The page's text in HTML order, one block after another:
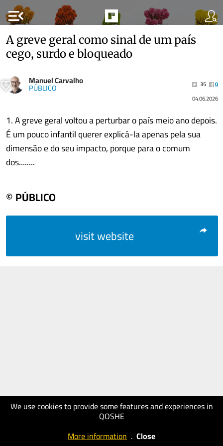
menu_open
We use cookies to provide some features and experiences in
QOSHE
More information . Close
A greve geral como sinal de um país
cego, surdo e bloqueado
Manuel Carvalho
PÚBLICO 35
0
04.06.2026
1. A greve geral voltou a perturbar o país meio ano depois.
É um pouco infantil querer explicá-la apenas pela sua
dimensão e do seu impacto, porque para o comum
dos........
© PÚBLICO
visit website